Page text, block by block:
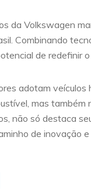
da Volkswagen
Combinando
de redefinir o
adotam
mas
não só destaca
de inovação